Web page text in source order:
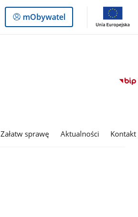
Logowanie
do
mObywatel
Załatw sprawę Aktualności Kontakt